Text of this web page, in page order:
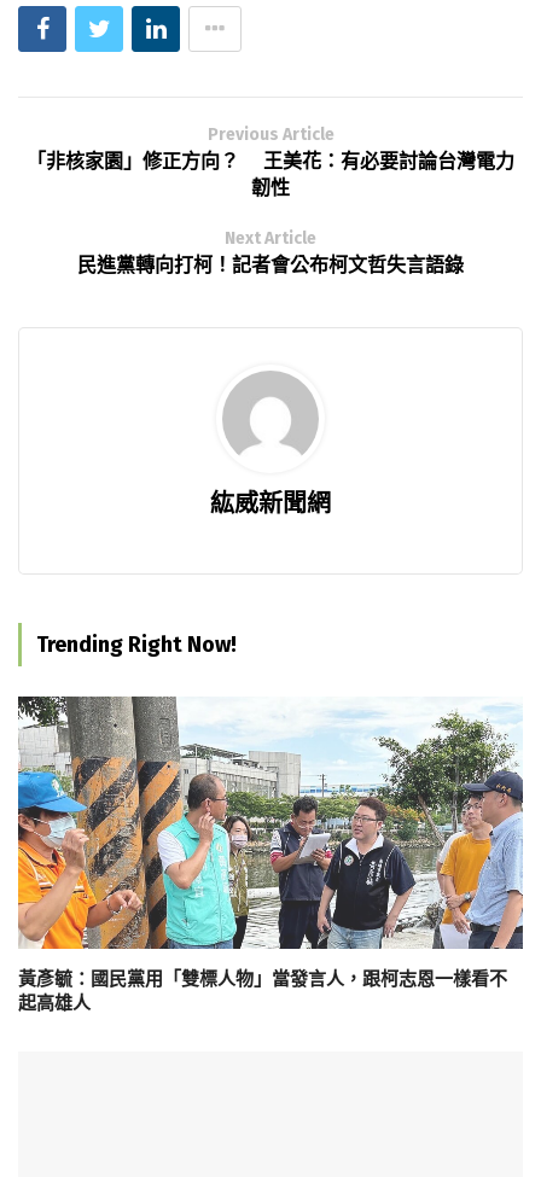
Previous Article
「非核家園」修正方向？ 王美花：有必要討論台灣電力
韌性
Next Article
民進黨轉向打柯！記者會公布柯文哲失言語錄
紘威新聞網
Trending Right Now!
黃彥毓：國民黨用「雙標人物」當發言人，跟柯志恩一樣看不
起高雄人